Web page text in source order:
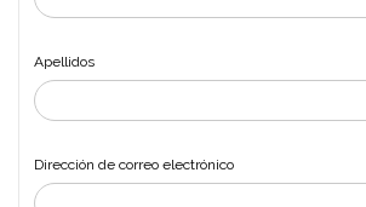
Apellidos
Dirección de correo electrónico